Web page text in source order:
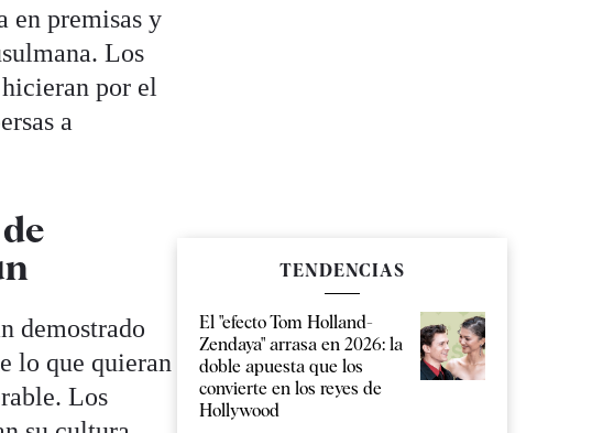
en premisas y
Los
por el
a
demostrado
lo que quieran
Los
TENDENCIAS
El "efecto Tom Holland-
Zendaya" arrasa en 2026: la
doble apuesta que los
convierte en los reyes de
Hollywood